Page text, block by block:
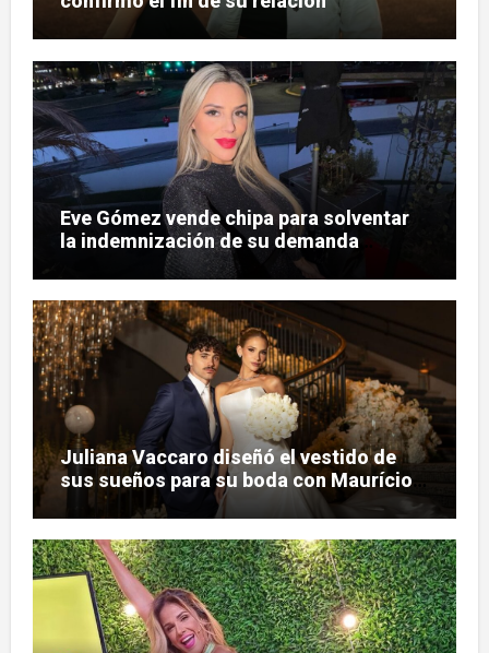
Eve Gómez vende chipa para solventar
la indemnización de su demanda
Juliana Vaccaro diseñó el vestido de
sus sueños para su boda con Maurício
Prado